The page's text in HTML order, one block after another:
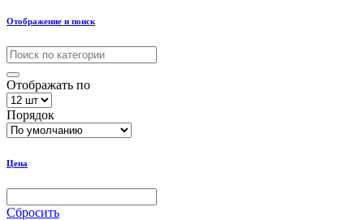
Отображение и поиск
Отображать по
Порядок
Цена
Сбросить